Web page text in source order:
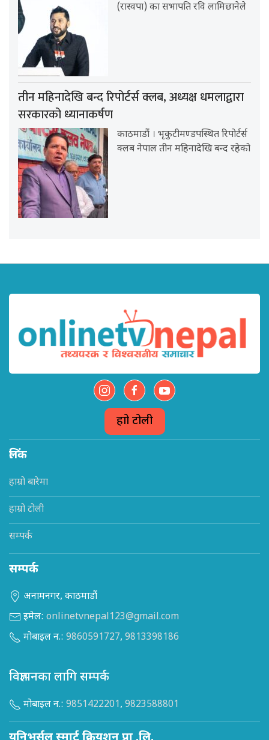
(रास्वपा) का सभापति रवि लामिछानेले
तीन महिनादेखि बन्द रिपोर्टर्स क्लब, अध्यक्ष धमलाद्वारा
सरकारको ध्यानाकर्षण
काठमाडौं । भृकुटीमण्डपस्थित रिपोर्टर्स
क्लब नेपाल तीन महिनादेखि बन्द रहेको
हाम्रो टोली
लिंक
हाम्रो बारेमा
हाम्रो टोली
सम्पर्क
सम्पर्क
अनामनगर, काठमाडौं
इमेल: onlinetvnepal123@gmail.com
मोबाइल न.: 9860591727, 9813398186
विज्ञापनका लागि सम्पर्क
मोबाइल न.: 9851422201, 9823588801